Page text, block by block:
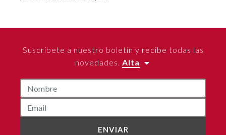
Suscríbete a nuestro boletín y recibe todas las
novedades. Alta
ENVIAR